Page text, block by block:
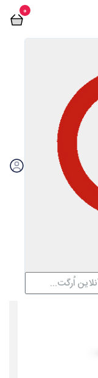
0
فروشگاه آنلاین اُرگت